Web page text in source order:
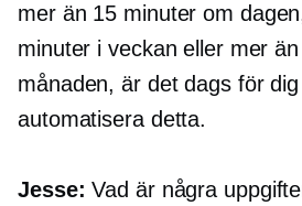
mer än 15 minuter om
minuter i veckan eller mer
månaden, är det dags för
automatisera detta.
Jesse: Vad är några